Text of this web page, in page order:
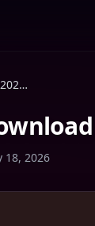
Zee Bangla All Serial Download 17 May 2026 Zip
18, 2026